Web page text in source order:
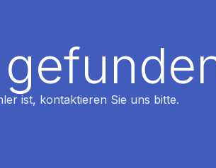
ist, kontaktieren Sie uns bitte.